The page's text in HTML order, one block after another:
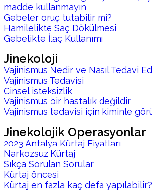
madde kullanmayın
Gebeler oruç tutabilir mi?
Hamilelikte Saç Dökülmesi
Gebelikte İlaç Kullanımı
Jinekoloji
Vajinismus Nedir ve Nasıl Tedavi
Vajinismus Tedavisi
Cinsel isteksizlik
Vajinismus bir hastalık değildir
Vajinismus tedavisi için kiminle
Jinekolojik Operasyonlar
2023 Antalya Kürtaj Fiyatları
Narkozsuz Kürtaj
Sıkça Sorulan Sorular
Kürtaj öncesi
Kürtaj en fazla kaç defa yapılabilir?